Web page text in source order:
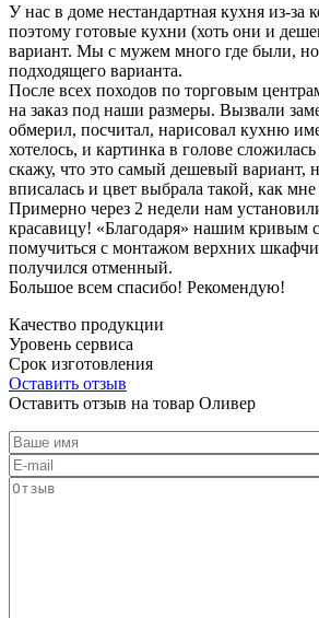
У нас в доме нестандартная кухня из-за
поэтому готовые кухни (хоть они и
вариант. Мы с мужем много где были,
подходящего варианта.
После всех походов по торговым
на заказ под наши размеры. Вызвали
обмерил, посчитал, нарисовал кухню
хотелось, и картинка в голове
скажу, что это самый дешевый вариант,
вписалась и цвет выбрала такой, как мне
Примерно через 2 недели нам
красавицу! «Благодаря» нашим кривым
помучиться с монтажом верхних
получился отменный.
Большое всем спасибо! Рекомендую!
Качество продукции
Уровень сервиса
Срок изготовления
Оставить отзыв
Оставить отзыв на товар Оливер